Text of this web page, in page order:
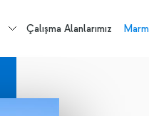
Çalışma Alanlarımız